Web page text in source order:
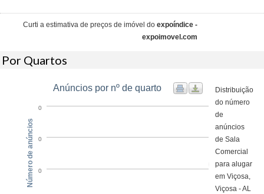
Curti a estimativa de preços de imóvel do expoíndice -
expoimovel.com
Por Quartos
Anúncios por nº de quarto
0
0
0
Número de anúncios
Distribuição
do número
de
anúncios
de Sala
Comercial
para alugar
em Viçosa,
Viçosa - AL